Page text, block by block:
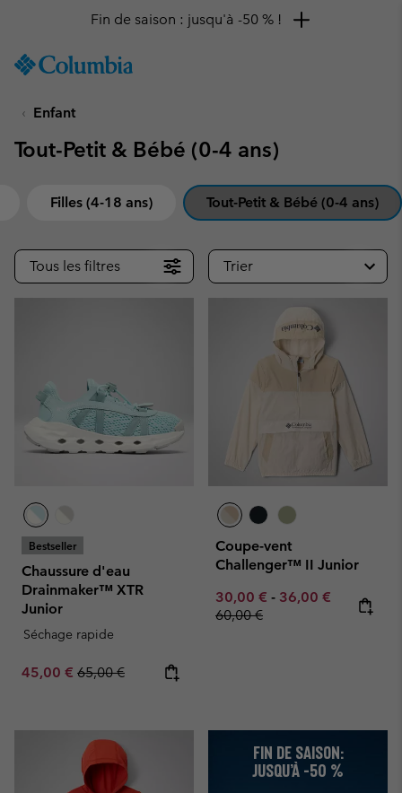
TO
SKIP
MAIN
SKIP
Fin de saison : jusqu'à -50 % !
Enfant
Tout-Petit & Bébé (0-4 ans)
Filles (4-18 ans) Tout-Petit & Bébé (0-4 ans)
Tous les filtres Trier
Bestseller
Chaussure d'eau
Drainmaker™ XTR
Junior
Séchage rapide
Sale price:
45,00 € Regular price:
65,00 €
Coupe-vent
Challenger™ II Junior
Minimum sale price:
30,00 € - Maximum sale
36,00 € Regular
60,00 €
FIN DE SAISON:
JUSQU’À -50 %